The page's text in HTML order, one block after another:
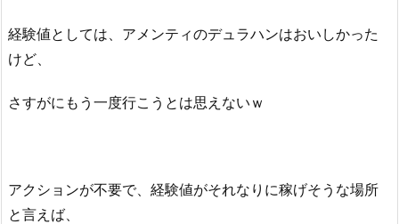
経験値としては、アメンティのデュラハンはおいしかった
けど、
さすがにもう一度行こうとは思えないｗ
アクションが不要で、経験値がそれなりに稼げそうな場所
と言えば、